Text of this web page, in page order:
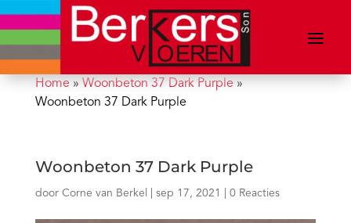
Home» Woonbeton 37 Dark Purple»
Woonbeton 37 Dark Purple
Woonbeton 37 Dark Purple
door Corne van Berkel sep 17, 2021 0 Reacties